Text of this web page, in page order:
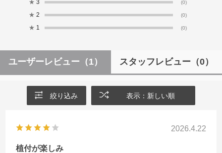
★ 3 (0)
★ 2 (0)
★ 1 (0)
ユーザーレビュー （1） スタッフレビュー （0）
絞り込み 表示：新しい順
2026.4.22
植付が楽しみ